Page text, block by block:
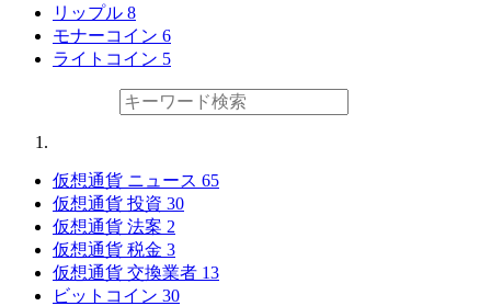
リップル 8
モナーコイン 6
ライトコイン 5
仮想通貨 ニュース 65
仮想通貨 投資 30
仮想通貨 法案 2
仮想通貨 税金 3
仮想通貨 交換業者 13
ビットコイン 30